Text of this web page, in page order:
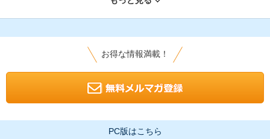
お得な情報満載！
PC版はこちら